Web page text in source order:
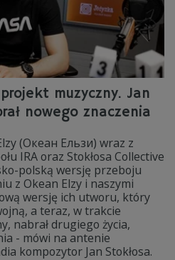
muzyczny. Jan
nowego znaczenia
(Океан Ельзи) wraz z
IRA oraz Stokłosa Collective
polską wersję przeboju
z Okean Elzy i naszymi
wersję ich utworu, który
a teraz, w trakcie
nabrał drugiego życia,
- mówi na antenie
kompozytor Jan Stokłosa.